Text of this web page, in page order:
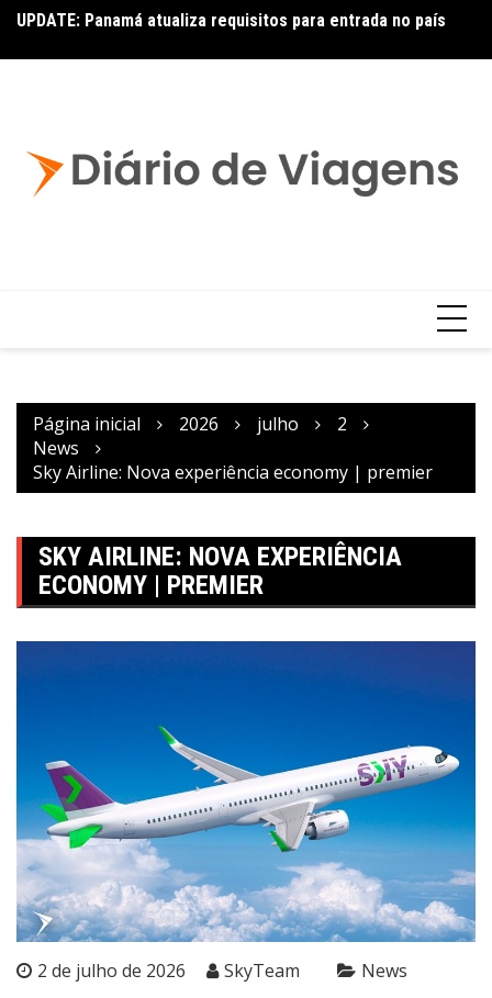
UPDATE: Panamá atualiza requisitos para entrada no país
Página inicial 2026 julho
2
News
Sky Airline: Nova experiência economy | premier
SKY AIRLINE: NOVA EXPERIÊNCIA
ECONOMY | PREMIER
2 de julho de 2026 SkyTeam News